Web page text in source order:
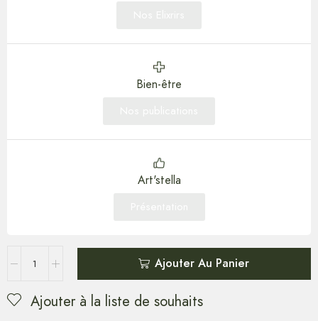
Bien-être
Art'stella
Ajouter Au Panier
Ajouter à la liste de souhaits